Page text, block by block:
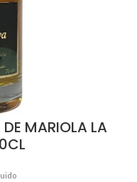
DE MARIOLA LA